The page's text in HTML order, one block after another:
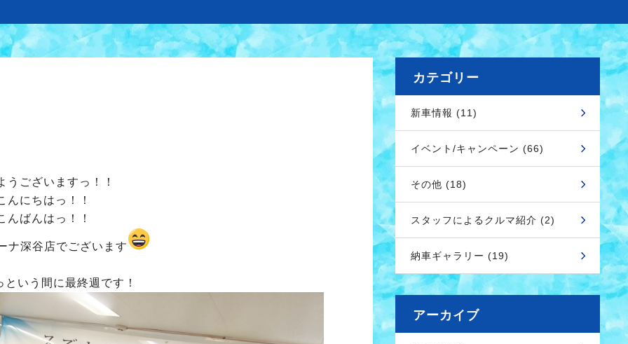
うございますっ！！
んにちはっ！！
んばんはっ！！
ナ深谷店でございます
という間に最終週です！
カテゴリー
新車情報 (11)
イベント/キャンペーン (66)
その他 (18)
スタッフによるクルマ紹介 (2)
納車ギャラリー (19)
アーカイブ